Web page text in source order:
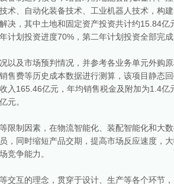
术、自动化装备技术、工业机器人技术，构建
决，其中土地和固定资产投资共计约15.84亿
划投资进度70%，第二年计划投资全部完成
及市场预判情况，并参考各业务单元外购原
售费等历史成本数据进行测算，该项目静态
入165.46亿元，年均销售税金及附加为1.4亿
元。
限制因素，在物流智能化、装配智能化和大
，同时缩短产品交期，提高市场反应速度，
竞争能力。
交互的理念，贯穿于设计、生产等各个环节